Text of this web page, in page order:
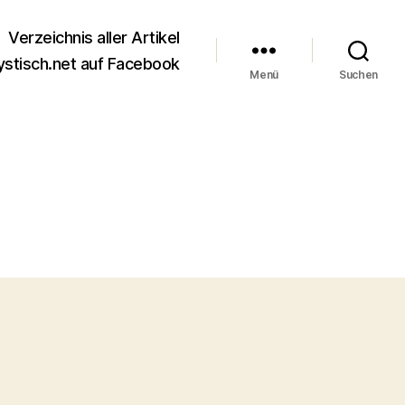
Verzeichnis aller Artikel
auf Facebook
Menü Suchen